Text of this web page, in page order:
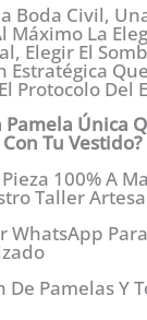
Boda Civil,
Máximo La
Elegir El
Estratégica
Protocolo Del
Pamela Única
Tu Vestido?
100% A
Taller
WhatsApp
Pamelas Y